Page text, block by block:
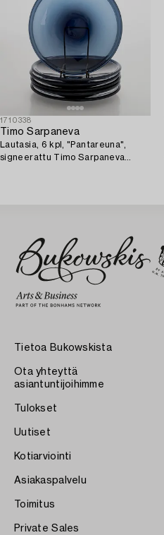
1710338
Timo Sarpaneva
Lautasia, 6 kpl, "Pantareuna",
signeerattu Timo Sarpaneva
Tietoa Bukowskista
Ota yhteyttä
asiantuntijoihimme
Tulokset
Uutiset
Kotiarviointi
Asiakaspalvelu
Toimitus
Private Sales